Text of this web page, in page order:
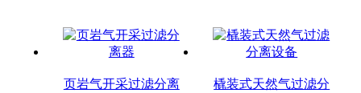
页岩气开采过滤分离
橇装式天然气过滤分